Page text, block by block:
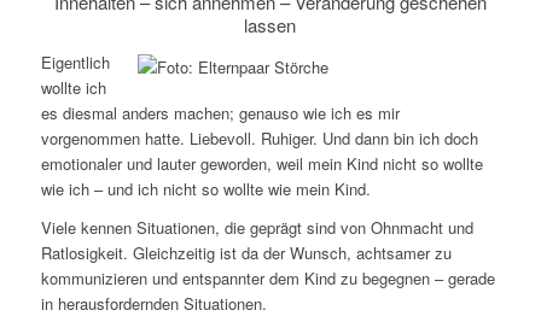
lassen
Eigentlich
wollte ich
es diesmal anders machen; genauso wie ich es mir
vorgenommen hatte. Liebevoll. Ruhiger. Und dann bin ich doch
emotionaler und lauter geworden, weil mein Kind nicht so wollte
wie ich – und ich nicht so wollte wie mein Kind.
Viele kennen Situationen, die geprägt sind von Ohnmacht und
Ratlosigkeit. Gleichzeitig ist da der Wunsch, achtsamer zu
kommunizieren und entspannter dem Kind zu begegnen – gerade
in herausfordernden Situationen.